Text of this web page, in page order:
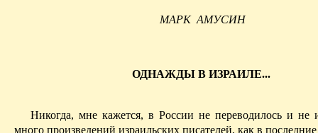
МАРК АМУСИН
ОДНАЖДЫ В ИЗРАИЛЕ...
Никогда, мне кажется, в России не переводилось и не
много произведений израильских писателей, как в